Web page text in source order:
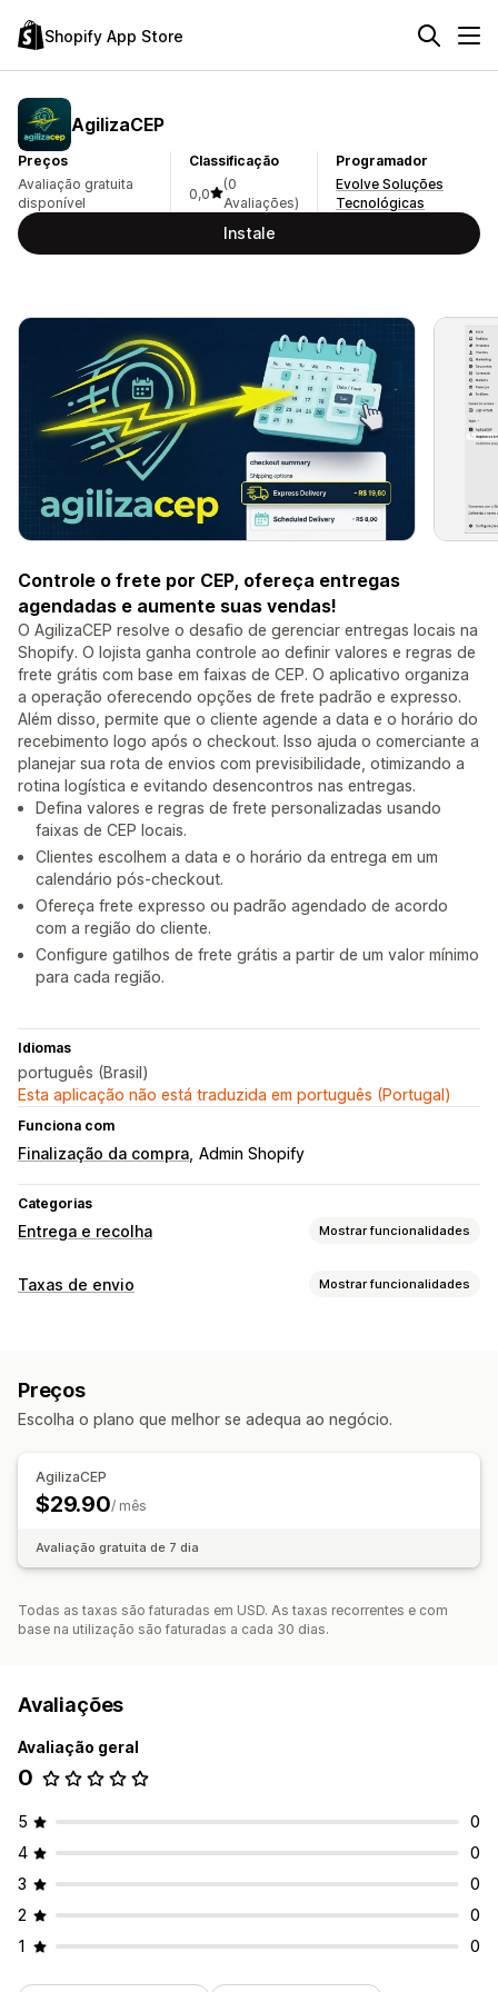
Shopify App Store
AgilizaCEP
Preços
Avaliação gratuita
disponível
Classificação
0,0
(0
Avaliações)
Programador
Evolve Soluções
Tecnológicas
Instale
Controle o frete por CEP, ofereça entregas
agendadas e aumente suas vendas!
O AgilizaCEP resolve o desafio de gerenciar entregas locais na
Shopify. O lojista ganha controle ao definir valores e regras de
frete grátis com base em faixas de CEP. O aplicativo organiza
a operação oferecendo opções de frete padrão e expresso.
Além disso, permite que o cliente agende a data e o horário do
recebimento logo após o checkout. Isso ajuda o comerciante a
planejar sua rota de envios com previsibilidade, otimizando a
rotina logística e evitando desencontros nas entregas.
Defina valores e regras de frete personalizadas usando
faixas de CEP locais.
Clientes escolhem a data e o horário da entrega em um
calendário pós-checkout.
Ofereça frete expresso ou padrão agendado de acordo
com a região do cliente.
Configure gatilhos de frete grátis a partir de um valor mínimo
para cada região.
Idiomas
português (Brasil)
Esta aplicação não está traduzida em português (Portugal)
Funciona com
Finalização da compra Admin Shopify
Categorias
Entrega e recolha Mostrar funcionalidades
Opções de entrega
Taxas de envio Mostrar funcionalidades
Personalização
Preços
Escolha o plano que melhor se adequa ao negócio.
AgilizaCEP
$29.90/ mês
Avaliação gratuita de 7 dia
Todas as taxas são faturadas em USD. As taxas recorrentes e com
base na utilização são faturadas a cada 30 dias.
Avaliações
Avaliação geral
0
5
0
4
0
3
0
2
0
1
0